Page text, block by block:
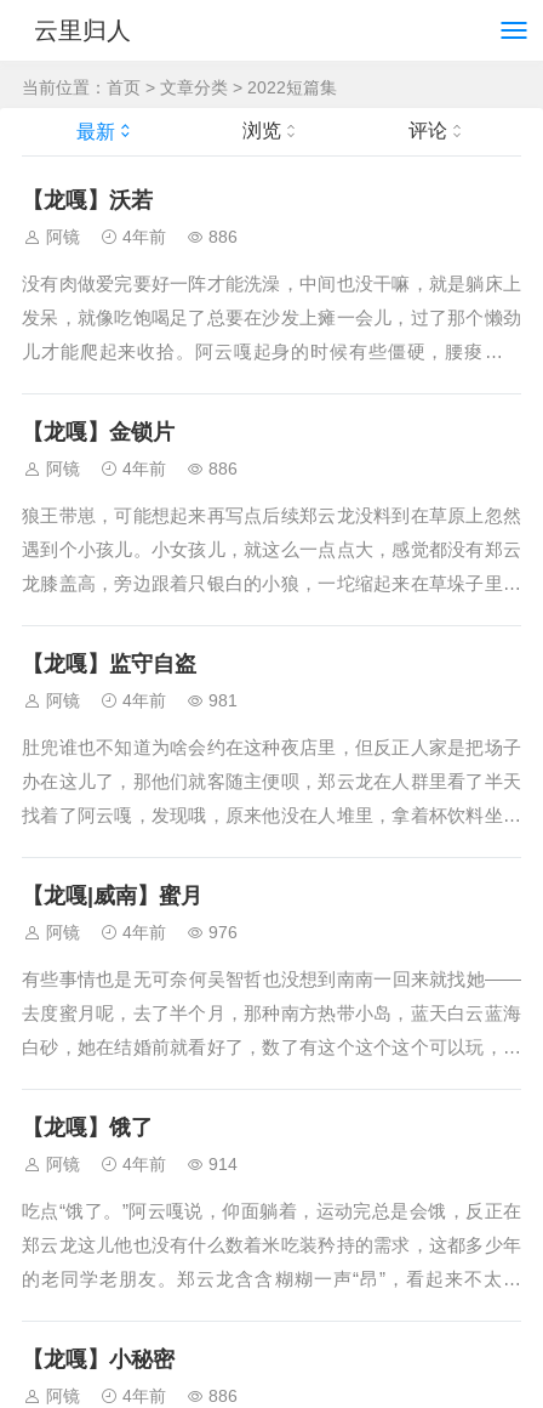
云里归人
当前位置： 首页 > 文章分类 > 2022短篇集
最新 浏览 评论
【龙嘎】沃若
阿镜 4年前 886
没有肉做爱完要好一阵才能洗澡，中间也没干嘛，就是躺床上
发呆，就像吃饱喝足了总要在沙发上瘫一会儿，过了那个懒劲
儿才能爬起来收拾。阿云嘎起身的时候有些僵硬，腰痠腿也
水流，坐在马桶上，感觉精液从体内往外流出来。郑云龙射在
【龙嘎】金锁片
阿镜 4年前 886
狼王带崽，可能想起来再写点后续郑云龙没料到在草原上忽然
遇到个小孩儿。小女孩儿，就这么一点点大，感觉都没有郑云
龙膝盖高，旁边跟着只银白的小狼，一坨缩起来在草垛子里放
鸣舔她，她一边伸出手把小狼抱紧了像个小乌龟趴着，一边接
【龙嘎】监守自盗
阿镜 4年前 981
肚兜谁也不知道为啥会约在这种夜店里，但反正人家是把场子
办在这儿了，那他们就客随主便呗，郑云龙在人群里看了半天
找着了阿云嘎，发现哦，原来他没在人堆里，拿着杯饮料坐在
说话了，走过去坐下，问他：“怎么不去跟人家说话？”阿云嘎
【龙嘎|威南】蜜月
阿镜 4年前 976
有些事情也是无可奈何吴智哲也没想到南南一回来就找她——
去度蜜月呢，去了半个月，那种南方热带小岛，蓝天白云蓝海
白砂，她在结婚前就看好了，数了有这个这个这个可以玩，衣
出去玩的趣事，智哲也高兴，请了下午的假，南南约的是大酒
【龙嘎】饿了
阿镜 4年前 914
吃点“饿了。”阿云嘎说，仰面躺着，运动完总是会饿，反正在
郑云龙这儿他也没有什么数着米吃装矜持的需求，这都多少年
的老同学老朋友。郑云龙含含糊糊一声“昂”，看起来不太爱
阿云嘎就更得吃点什么，脚趾蹭了蹭，去夹郑云龙小腿腿毛，
【龙嘎】小秘密
阿镜 4年前 886